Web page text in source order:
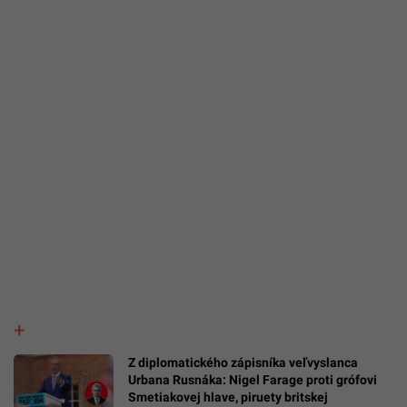
Z diplomatického zápisníka veľvyslanca
Urbana Rusnáka: Nigel Farage proti grófovi
Smetiakovej hlave, piruety britskej